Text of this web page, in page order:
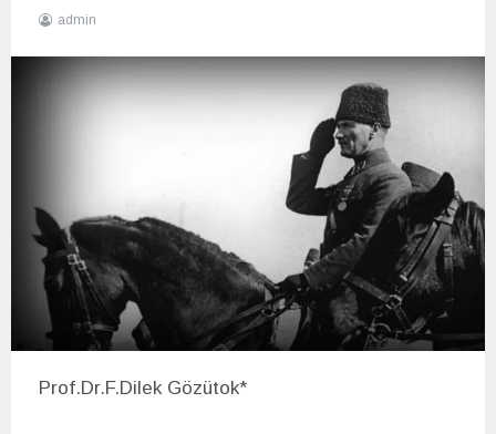
admin
Prof.Dr.F.Dilek Gözütok*